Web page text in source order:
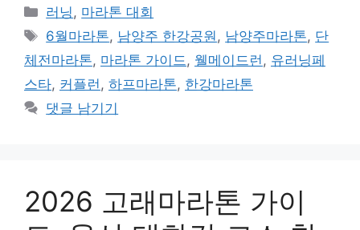
카
테
리
러닝, 마라톤 대회
태
그
6월마라톤, 남양주 한강공원, 남양주마라톤, 단
체전마라톤, 마라톤 가이드, 웰메이드런, 유러닝페
스타, 커플런, 하프마라톤, 한강마라톤
댓글 남기기
2026 고래마라톤 가이